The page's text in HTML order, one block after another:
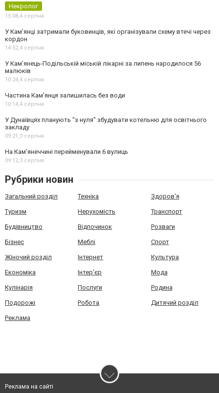
Некролог
15:08,4 серпня
У Кам’янці затримали буковинців, які організували схему втечі через
кордон
14:52,4 серпня
У Кам’янець-Подільській міській лікарні за липень народилося 56
малюків
10:24,4 серпня
Частина Кам'янця залишилась без води
10:14,4 серпня
У Дунаївцях планують "з нуля" збудувати котельню для освітнього
закладу
09:21,3 серпня
На Камʼянеччині перейменували 6 вулиць
09:12,3 серпня
Рубрики новин
Загальний розділ Техніка Здоров'я
Туризм Нерухомість Транспорт
Будівництво Відпочинок Розваги
Бізнес Меблі Спорт
Жіночий розділ Інтернет Культура
Економіка Інтер'єр Мода
Кулінарія Послуги Родина
Подорожі Робота Дитячий розділ
Реклама
Реклама на сайті